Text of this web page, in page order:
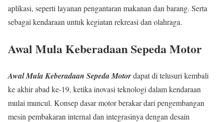
aplikasi, seperti layanan pengantaran makanan dan barang. Serta
sebagai kendaraan untuk kegiatan rekreasi dan olahraga.
Awal Mula Keberadaan Sepeda Motor
Awal Mula Keberadaan Sepeda Motordapat di telusuri kembali
ke akhir abad ke-19, ketika inovasi teknologi dalam kendaraan
mulai muncul. Konsep dasar motor berakar dari pengembangan
mesin pembakaran internal dan integrasinya dengan desain